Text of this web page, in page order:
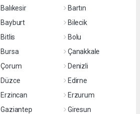
Balıkesir
Bartın
Bayburt
Bilecik
Bitlis
Bolu
Bursa
Çanakkale
Çorum
Denizli
Düzce
Edirne
Erzincan
Erzurum
Gaziantep
Giresun